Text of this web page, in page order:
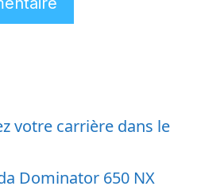
votre carrière dans le
Dominator 650 NX